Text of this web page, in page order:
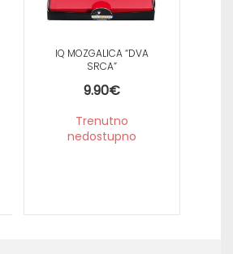
IQ MOZGALICA “DVA
SRCA”
9.90€
Trenutno
nedostupno